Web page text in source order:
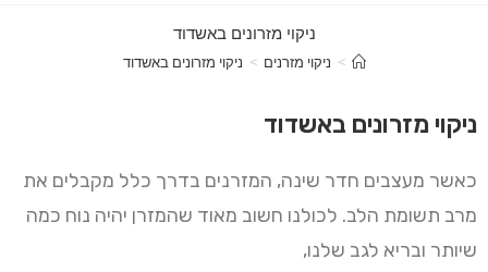
ניקוי מזרונים באשדוד
> ניקוי מזרנים > ניקוי מזרונים באשדוד
ניקוי מזרונים באשדוד
כאשר מעצבים חדר שינה, המזרנים בדרך כלל מקבלים את
מרב תשומת הלב. לכולנו חשוב מאוד שהמזרן יהיה נוח כמה
שיותר ובריא לגב שלנו,